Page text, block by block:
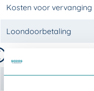
links
Kosten voor vervanging
Loondoorbetaling
Kosten